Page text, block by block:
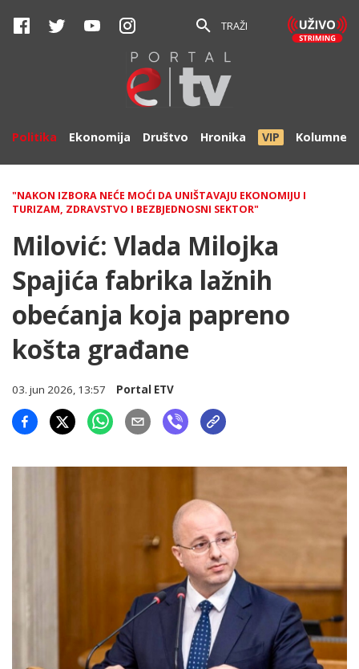
TRAŽI
Politika Ekonomija Društvo Hronika VIP Kolumne
"NAKON IZBORA NEĆE MOĆI DA UNIŠTAVAJU EKONOMIJU I
TURIZAM, ZDRAVSTVO I BEZBJEDNOSNI SEKTOR"
Milović: Vlada Milojka
Spajića fabrika lažnih
obećanja koja papreno
košta građane
03. jun 2026, 13:57 Portal ETV